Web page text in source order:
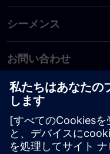
シーメンス
お問い合わせ
PLM製品のお問い合わせ
EDA製品のお問い合わせ
世界各地の事業拠点
サポート・センター